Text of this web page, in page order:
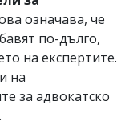
означава, че
по-дълго,
на експертите.
на
за адвокатско